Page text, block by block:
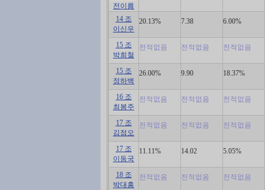
전이름
14 조
이신우
20.13% 7.38 6.00%
15 조
박희철
전적없음 전적없음 전적없음
15 조
정하백
26.00% 9.90 18.37%
16 조
최봉주
전적없음 전적없음 전적없음
17 조
김점오
전적없음 전적없음 전적없음
17 조
이동국
11.11% 14.02 5.05%
18 조
박대흥
전적없음 전적없음 전적없음